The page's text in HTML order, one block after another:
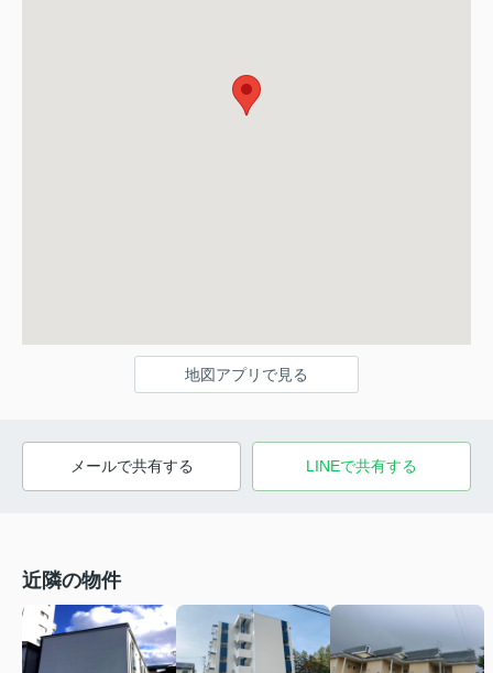
地図アプリで見る
メールで共有する LINEで共有する
近隣の物件